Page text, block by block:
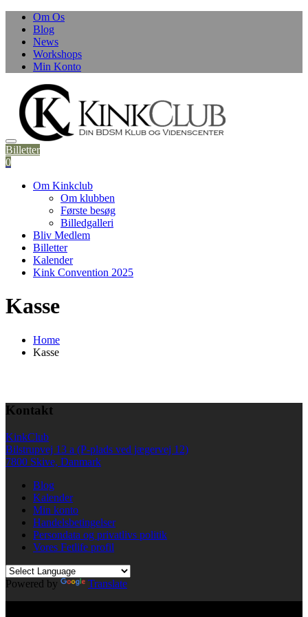
Skip
content
Om Os
Blog
News
Workshops
Min Konto
Billetter
0
Om Kinkclub
Om klubben
Første besøg
Billedgalleri
Bliv Medlem
Billetter
Kalender
Kink Convention 2025
Kasse
Home
Kasse
Kontakt
KinkClub
Bilstrupvej 13 a (P-plads ved jægervej 12)
7800 Skive, Danmark
Blog
Kalender
Min konto
Handelsbetingelser
Persondata og privatlivs politik
Vores Fetlife profil
Powered by
Translate